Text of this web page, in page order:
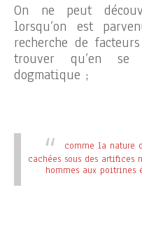
On ne peut
lorsqu’on est
recherche de
trouver qu’en se
dogmatique ;
comme la nature
cachées sous des artifices
hommes aux poitrines